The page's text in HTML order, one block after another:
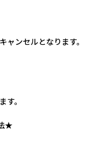
ンセルとなります。
す。
★